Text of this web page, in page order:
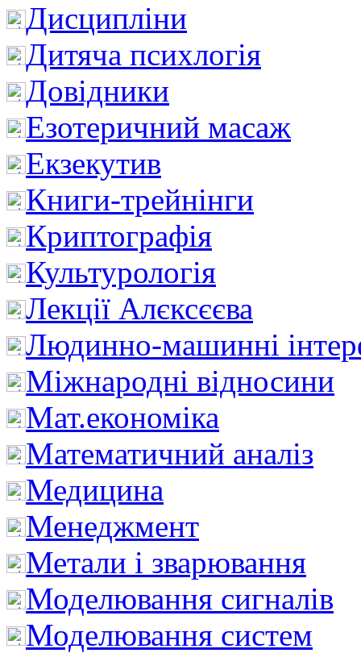
Дисципліни
Дитяча психлогія
Довідники
Езотеричний масаж
Екзекутив
Книги-трейнінги
Криптографія
Культурологія
Лекції Алєксєєва
Людинно-машинні
Міжнародні відносини
Мат.економіка
Математичний аналіз
Медицина
Менеджмент
Метали і зварювання
Моделювання сигналів
Моделювання систем